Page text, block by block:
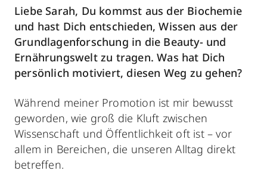
Liebe Sarah, Du kommst aus der Biochemie
und hast Dich entschieden, Wissen aus der
Grundlagenforschung in die Beauty- und
Ernährungswelt zu tragen. Was hat Dich
persönlich motiviert, diesen Weg zu gehen?
Während meiner Promotion ist mir bewusst
geworden, wie groß die Kluft zwischen
Wissenschaft und Öffentlichkeit oft ist – vor
allem in Bereichen, die unseren Alltag direkt
betreffen.